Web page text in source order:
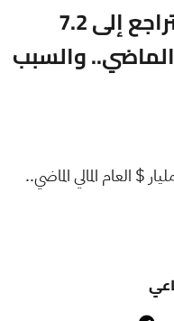
إيرادات قناة السويس تتراجع إلى 7.2
الماضي.. والسبب
قناة السويس تتراجع إلى 7.2 مليار $ العام المالي الماضي..